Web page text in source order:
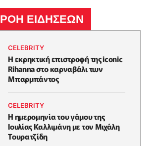
ΡΟΗ ΕΙΔΗΣΕΩΝ
CELEBRITY
Η εκρηκτική επιστροφή της iconic
Rihanna στο καρναβάλι των
Μπαρμπάντος
CELEBRITY
Η ημερομηνία του γάμου της
Ιουλίας Καλλιμάνη με τον Μιχάλη
Τουρατζίδη